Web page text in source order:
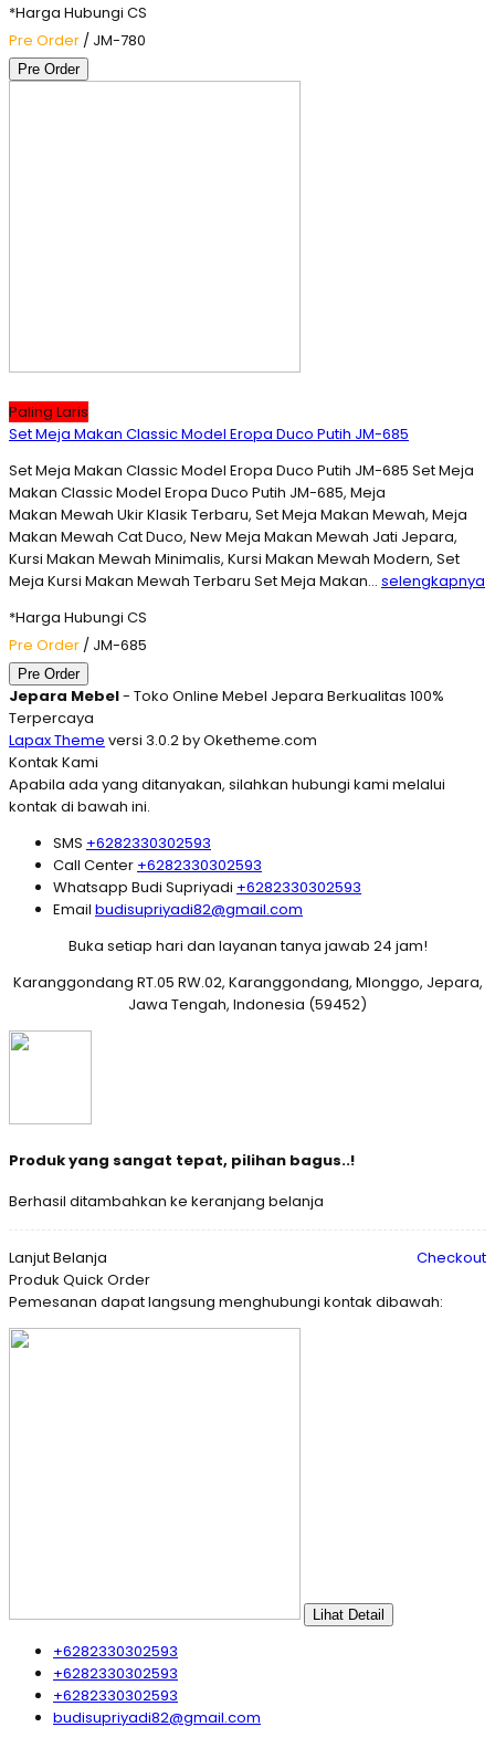
*Harga Hubungi CS
Pre Order / JM-780
Pre Order
Paling Laris
Set Meja Makan Classic Model Eropa Duco Putih JM-685
Set Meja Makan Classic Model Eropa Duco Putih JM-685 Set Meja
Makan Classic Model Eropa Duco Putih JM-685, Meja
Makan Mewah Ukir Klasik Terbaru, Set Meja Makan Mewah, Meja
Makan Mewah Cat Duco, New Meja Makan Mewah Jati Jepara,
Kursi Makan Mewah Minimalis, Kursi Makan Mewah Modern, Set
Meja Kursi Makan Mewah Terbaru Set Meja Makan… selengkapnya
*Harga Hubungi CS
Pre Order / JM-685
Pre Order
Jepara Mebel- Toko Online Mebel Jepara Berkualitas 100%
Terpercaya
Lapax Theme versi 3.0.2 by Oketheme.com
Kontak Kami
Apabila ada yang ditanyakan, silahkan hubungi kami melalui
kontak di bawah ini.
SMS +6282330302593
Call Center +6282330302593
Whatsapp Budi Supriyadi +6282330302593
Email budisupriyadi82@gmail.com
Buka setiap hari dan layanan tanya jawab 24 jam!
Karanggondang RT.05 RW.02, Karanggondang, Mlonggo, Jepara,
Jawa Tengah, Indonesia (59452)
Produk yang sangat tepat, pilihan bagus..!
Berhasil ditambahkan ke keranjang belanja
Lanjut Belanja
Checkout
Produk Quick Order
Pemesanan dapat langsung menghubungi kontak dibawah:
Lihat Detail
+6282330302593
+6282330302593
+6282330302593
budisupriyadi82@gmail.com